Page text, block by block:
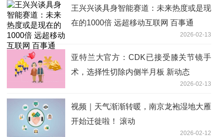
王兴兴谈具身智能赛道：未来热度或是现
在的1000倍 远超移动互联网 百事通
2026-02-13
亚特兰大官方：CDK已接受膝关节镜手
术，选择性切除内侧半月板 新动态
2026-02-13
视频｜天气渐渐转暖，南京龙袍湿地大雁
开始迁徙啦！ 滚动
2026-02-12